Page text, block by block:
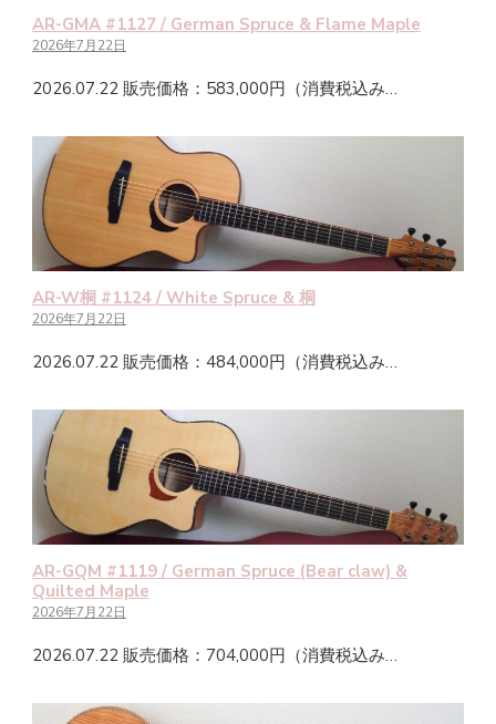
AR-GMA #1127 / German Spruce & Flame Maple
2026年7月22日
2026.07.22 販売価格：583,000円（消費税込み…
AR-W桐 #1124 / White Spruce & 桐
2026年7月22日
2026.07.22 販売価格：484,000円（消費税込み…
AR-GQM #1119 / German Spruce (Bear claw) &
Quilted Maple
2026年7月22日
2026.07.22 販売価格：704,000円（消費税込み…